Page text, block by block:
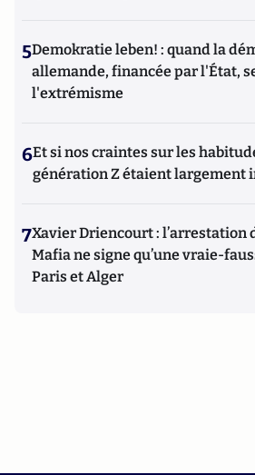
5Demokratie leben! : quand la
allemande, financée par l'État,
l'extrémisme
6Et si nos craintes sur les
génération Z étaient largement
7Xavier Driencourt : l’arrestation
Mafia ne signe qu’une vraie-
Paris et Alger